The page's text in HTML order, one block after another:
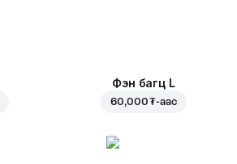
Фэн багц L
60,000 ₮-аас